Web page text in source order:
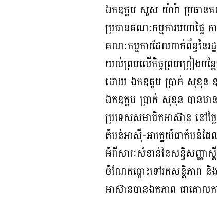
ឯកឧត្តម សួស យ៉ារ៉ា ប្រធានគ
ប្រធានគណៈកម្មការមហាផ្ទៃ
គណៈកម្មការដែលពាក់ព័ន្ធនៃ
យល់ព្រមលើកិច្ចព្រមព្រៀងបន្ថ
ដោយ ឯកឧត្តម ប្រាក់ សុខុន ឧប
ឯកឧត្តម ប្រាក់ សុខុន បានមា
ប្រទេសសមាជិកអាស៊ាន នៅថ្ងៃ
តំបន់អាស៊ី-អាគ្នេយ៍ជាតំបន់ដែ
អំពីសារៈសំខាន់នៃសន្ធិសញ្ញាស្
ចំណែកឆ្ពោះទៅរកសន្តិភាព និ
អាស៊ានបានឯកភាព ជាគោល